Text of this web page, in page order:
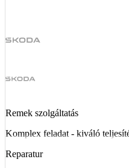
Remek szolgáltatás
Komplex feladat - kiváló
Reparatur